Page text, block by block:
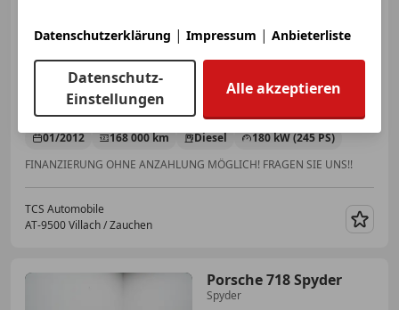
€ 26 890
01/2012 168 000 km Diesel
180 kW (245 PS)
FINANZIERUNG OHNE ANZAHLUNG MÖGLICH! FRAGEN SIE UNS!!
TCS Automobile
AT-9500 Villach / Zauchen
Porsche 718 Spyder
Spyder
Datenschutzerklärung | Impressum | Anbieterliste
Datenschutz-
Einstellungen
Alle akzeptieren